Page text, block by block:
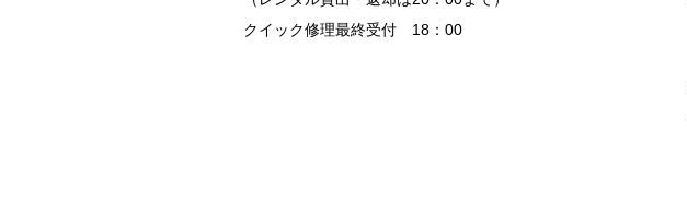
クイック修理最終受付 18：00